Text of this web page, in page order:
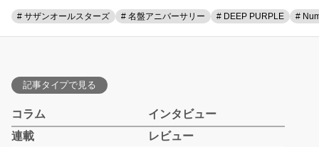
# サザンオールスターズ # 名盤アニバーサリー # DEEP PURPLE #
記事タイプで見る
コラム
インタビュー
連載
レビュー